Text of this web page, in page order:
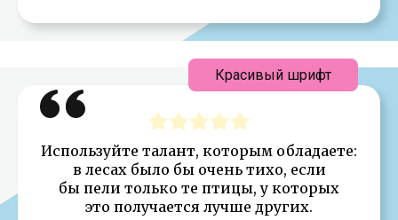
Используйте талант, которым обладаете:
в лесах было бы очень тихо, если
бы пели только те птицы, у которых
это получается лучше других.
Красивый шрифт